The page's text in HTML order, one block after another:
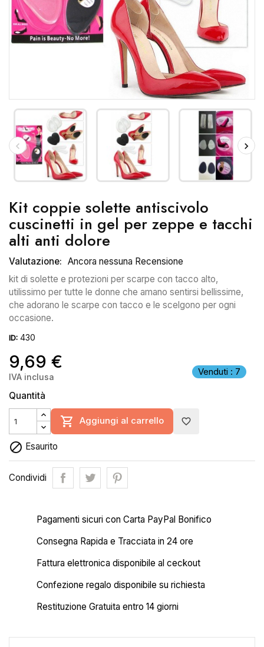
Kit coppie solette antiscivolo
cuscinetti in gel per zeppe e tacchi
alti anti dolore
Valutazione: Ancora nessuna Recensione
kit di solette e protezioni per scarpe con tacco alto,
utilissimo per tutte le donne che amano sentirsi bellissime,
che adorano le scarpe con tacco e le scelgono per ogni
occasione.
ID: 430
9,69 € Venduti : 7
IVA inclusa
Quantità
 Aggiungi al carrello favorite_border
 Esaurito
Condividi
Pagamenti sicuri con Carta PayPal Bonifico
Consegna Rapida e Tracciata in 24 ore
Fattura elettronica disponibile al ceckout
Confezione regalo disponibile su richiesta
Restituzione Gratuita entro 14 giorni